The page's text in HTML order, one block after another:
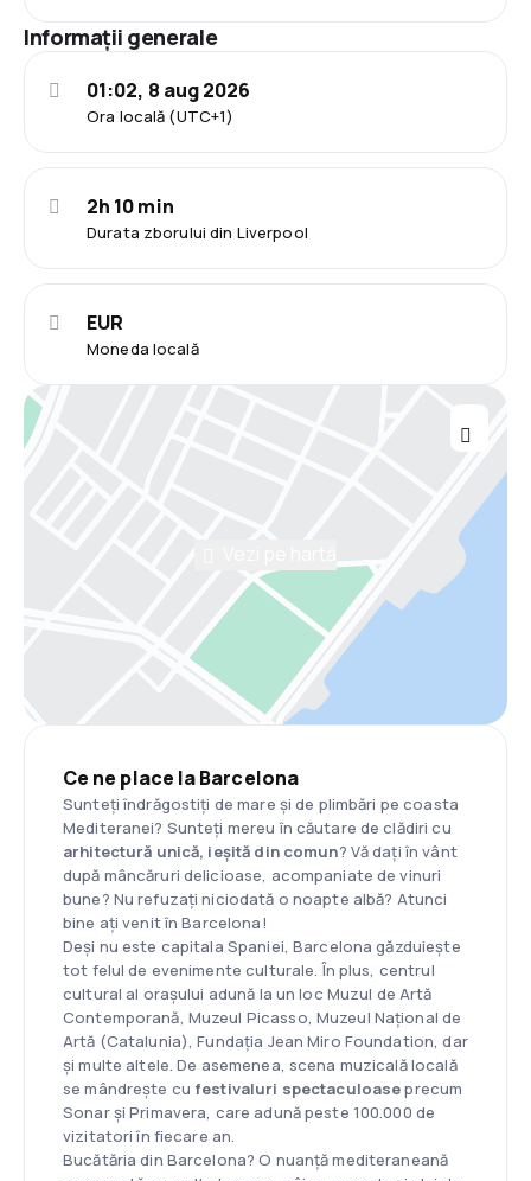
Informații generale
Ora locală (UTC+1)
01:02, 8 aug 2026
Durata zborului din Liverpool
2h 10 min
Moneda locală
EUR
Ce ne place la Barcelona
Sunteți îndrăgostiți de mare și de plimbări pe coasta
Mediteranei? Sunteți mereu în căutare de clădiri cu
arhitectură unică, ieșită din comun? Vă dați în vânt
după mâncăruri delicioase, acompaniate de vinuri
bune? Nu refuzați niciodată o noapte albă? Atunci
bine ați venit în Barcelona!
Deși nu este capitala Spaniei, Barcelona găzduiește
tot felul de evenimente culturale. În plus, centrul
cultural al orașului adună la un loc Muzul de Artă
Contemporană, Muzeul Picasso, Muzeul Național de
Artă (Catalunia), Fundația Jean Miro Foundation, dar
și multe altele. De asemenea, scena muzicală locală
se mândrește cufestivaluri spectaculoaseprecum
Sonar și Primavera, care adună peste 100.000 de
vizitatori în fiecare an.
Bucătăria din Barcelona? O nuanță mediteraneană